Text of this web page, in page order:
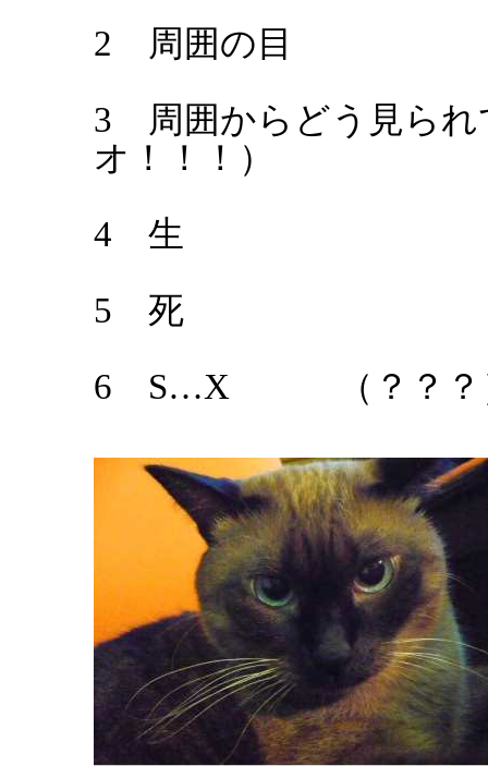
2 周囲の目
3 周囲からどう見られ
オ！！！）
4 生
5 死
6 S…X （？？？